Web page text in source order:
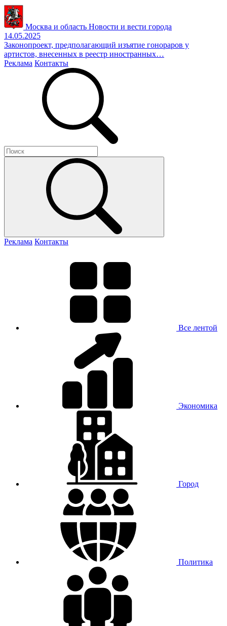
Москва и область Новости и вести города
14.05.2025
Законопроект, предполагающий изъятие гонораров у
артистов, внесенных в реестр иностранных…
Реклама Контакты
Реклама Контакты
Все лентой
Экономика
Город
Политика